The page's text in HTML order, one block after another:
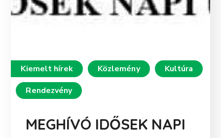
Kiemelt hírek Közlemény
Kultúra
Rendezvény
MEGHÍVÓ IDŐSEK NAPI